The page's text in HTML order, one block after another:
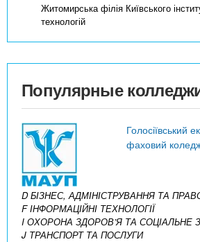
Житомирська філія Київського
технологій
Популярные
Голосіївський
фаховий
D БІЗНЕС, АДМІНІСТРУВАННЯ ТА
F ІНФОРМАЦІЙНІ ТЕХНОЛОГІЇ
I ОХОРОНА ЗДОРОВ’Я ТА СОЦІАЛЬНЕ
J ТРАНСПОРТ ТА ПОСЛУГИ